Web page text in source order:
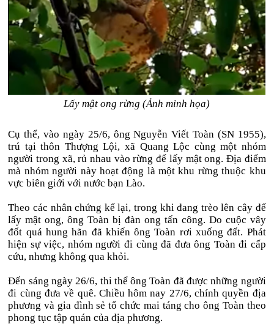
Lấy mật ong rừng (Ảnh minh họa)
Cụ thể, vào ngày 25/6, ông Nguyễn Viết Toàn (SN 1955),
trú tại thôn Thượng Lội, xã Quang Lộc cùng một nhóm
người trong xã, rủ nhau vào rừng để lấy mật ong. Địa điểm
mà nhóm người này hoạt động là một khu rừng thuộc khu
vực biên giới với nước bạn Lào.
Theo các nhân chứng kể lại, trong khi đang trèo lên cây để
lấy mật ong, ông Toàn bị đàn ong tấn công. Do cuộc vây
đốt quá hung hãn đã khiến ông Toàn rơi xuống đất. Phát
hiện sự việc, nhóm người đi cùng đã đưa ông Toàn đi cấp
cứu, nhưng không qua khỏi.
Đến sáng ngày 26/6, thi thể ông Toàn đã được những người
đi cùng đưa về quê. Chiều hôm nay 27/6, chính quyền địa
phương và gia đình sẻ tổ chức mai táng cho ông Toàn theo
phong tục tập quán của địa phương.